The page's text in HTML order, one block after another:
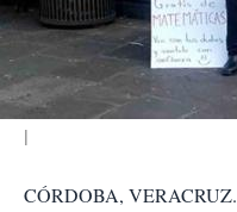
t
i
r
CÓRDOBA, VERACRUZ.